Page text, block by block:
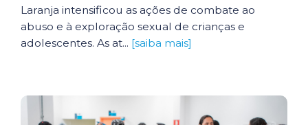
Laranja intensificou as ações de combate ao
abuso e à exploração sexual de crianças e
adolescentes. As at... [saiba mais]